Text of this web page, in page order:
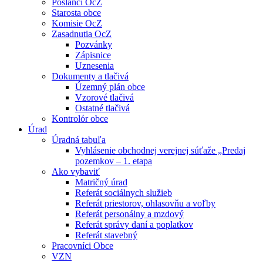
Poslanci OcZ
Starosta obce
Komisie OcZ
Zasadnutia OcZ
Pozvánky
Zápisnice
Uznesenia
Dokumenty a tlačivá
Územný plán obce
Vzorové tlačivá
Ostatné tlačivá
Kontrolór obce
Úrad
Úradná tabuľa
Vyhlásenie obchodnej verejnej súťaže „Predaj
pozemkov – 1. etapa
Ako vybaviť
Matričný úrad
Referát sociálnych služieb
Referát priestorov, ohlasovňu a voľby
Referát personálny a mzdový
Referát správy daní a poplatkov
Referát stavebný
Pracovníci Obce
VZN